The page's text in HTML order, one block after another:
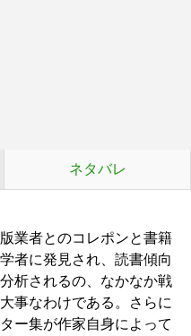
ネタバレ
業者とのコレポンと書籍
者に発見され、読書傾向
析されるの、なかなか戦
事なわけである。さらに
ー集が作家自身によって